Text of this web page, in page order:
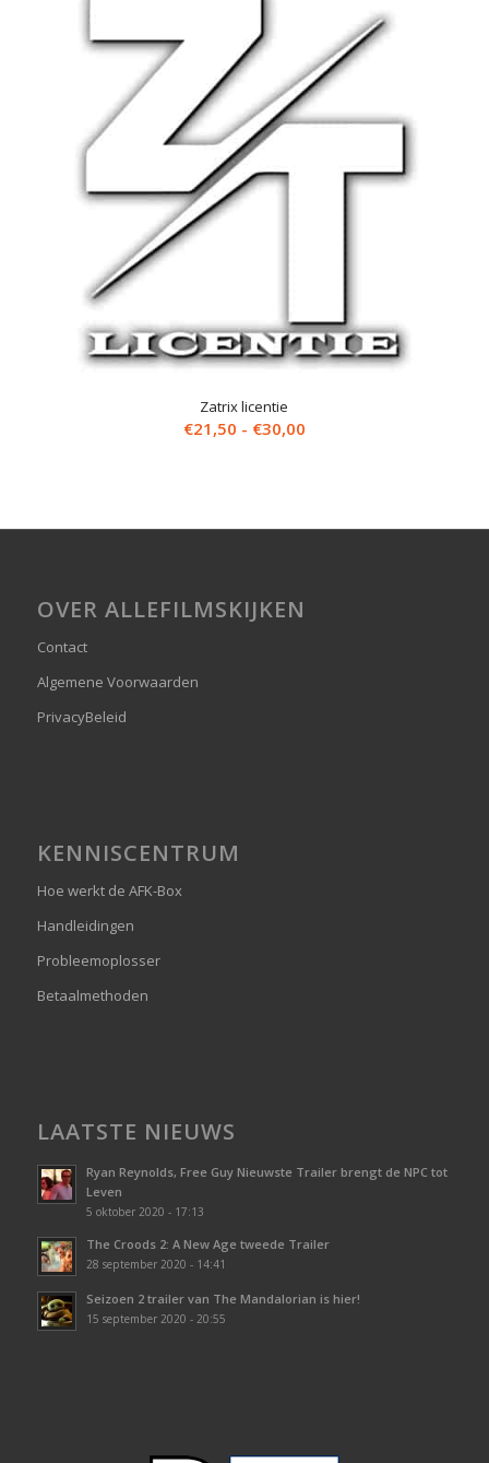
Zatrix licentie
€21,50 - €30,00Prijsklasse:
OVER ALLEFILMSKIJKEN
Contact
Algemene Voorwaarden
PrivacyBeleid
KENNISCENTRUM
Hoe werkt de AFK-Box
Handleidingen
Probleemoplosser
Betaalmethoden
LAATSTE NIEUWS
Ryan Reynolds, Free Guy Nieuwste Trailer brengt de NPC tot
Leven
5 oktober 2020 - 17:13
The Croods 2: A New Age tweede Trailer
28 september 2020 - 14:41
Seizoen 2 trailer van The Mandalorian is hier!
15 september 2020 - 20:55